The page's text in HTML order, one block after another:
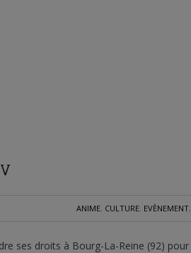
ANIME, CULTURE, EVÈNEMENT,
ses droits à Bourg-La-Reine (92) pour